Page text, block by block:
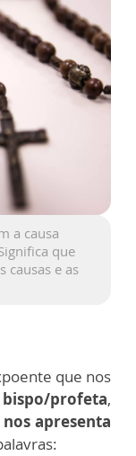
a causa
que
causas e as
que nos
bispo/profeta,
nos apresenta